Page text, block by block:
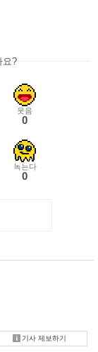
요?
웃음
0
녹는다
0
기사 제보하기